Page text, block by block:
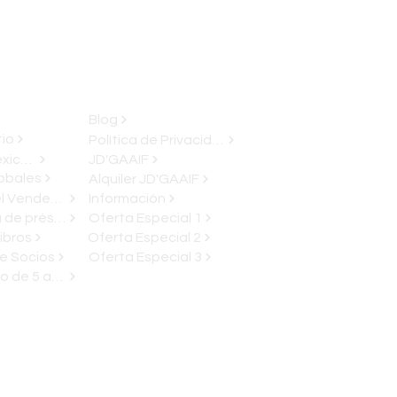
Socios
Blog
JD'GAAIF
Alquiler JD'GAAIF
Información
Oferta Especial 1
Oferta Especial 2
Oferta Especial 3